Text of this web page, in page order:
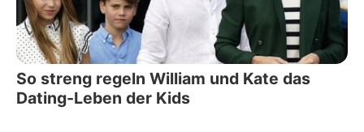
So streng regeln William und Kate das
Dating-Leben der Kids